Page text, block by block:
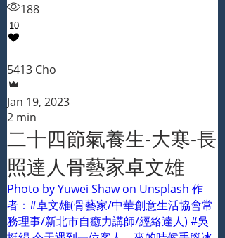
188
10
5413 Cho
Jan 19, 2023
2 min
二十四節氣養生-大寒-長
照達人骨藝家卓文雄
Photo by Yuwei Shaw on Unsplash 作
者：#卓文雄(骨藝家/中華創意生活協會常
務理事/新北市自癒力講師/經絡達人) #吳